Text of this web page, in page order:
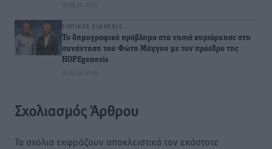
05.08.26 · 17:58
ΤΟΠΙΚΈΣ ΕΙΔΉΣΕΙΣ
To δημογραφικό πρόβλημα στα νησιά κυριάρχησε στη
συνάντηση του Φώτη Μάγγου με τον πρόεδρο της
HOPEgenesis
05.08.26 · 17:48
Σχολιασμός Άρθρου
Τα σχόλια εκφράζουν αποκλειστικά τον εκάστοτε